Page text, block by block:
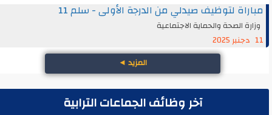
مباراة لتوظيف صيدلي من الدرجة الأولى - سلم 11
وزارة الصحة والحماية الاجتماعية
11 دجنبر 2025
المزيد◄
آخر وظائف الجماعات الترابية